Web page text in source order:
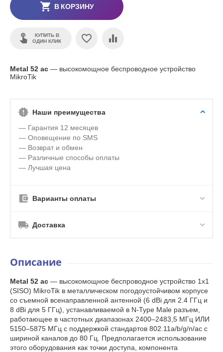
В КОРЗИНУ
КУПИТЬ В
ОДИН КЛИК
Metal 52 ac — высокомощное беспроводное устройство
MikroTik
Наши преимущества
— Гарантия 12 месяцев
— Оповещение по SMS
— Возврат и обмен
— Различные способы оплаты
— Лучшая цена
Варианты оплаты
Доставка
Описание
Metal 52 ac — высокомощное беспроводное устройство 1x1
(SISO) MikroTik в металлическом погодоустойчивом корпусе
со съемной всенаправленной антенной (6 dBi для 2.4 ГГц и
8 dBi для 5 ГГц), устанавливаемой в N-Type Male разъем,
работающее в частотных диапазонах 2400–2483,5 МГц ИЛИ
5150–5875 МГц с поддержкой стандартов 802.11a/b/g/n/ac с
шириной каналов до 80 Гц. Предполагается использование
этого оборудования как точки доступа, компонента